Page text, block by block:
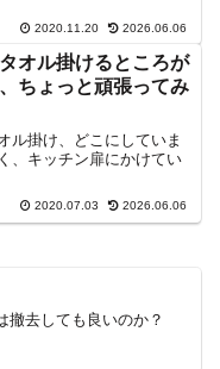
2020.11.20 2026.06.06
オル掛けるところが
ちょっと頑張ってみ
ル掛け、どこにしていま
、キッチン扉にかけてい
2020.07.03 2026.06.06
撤去しても良いのか？